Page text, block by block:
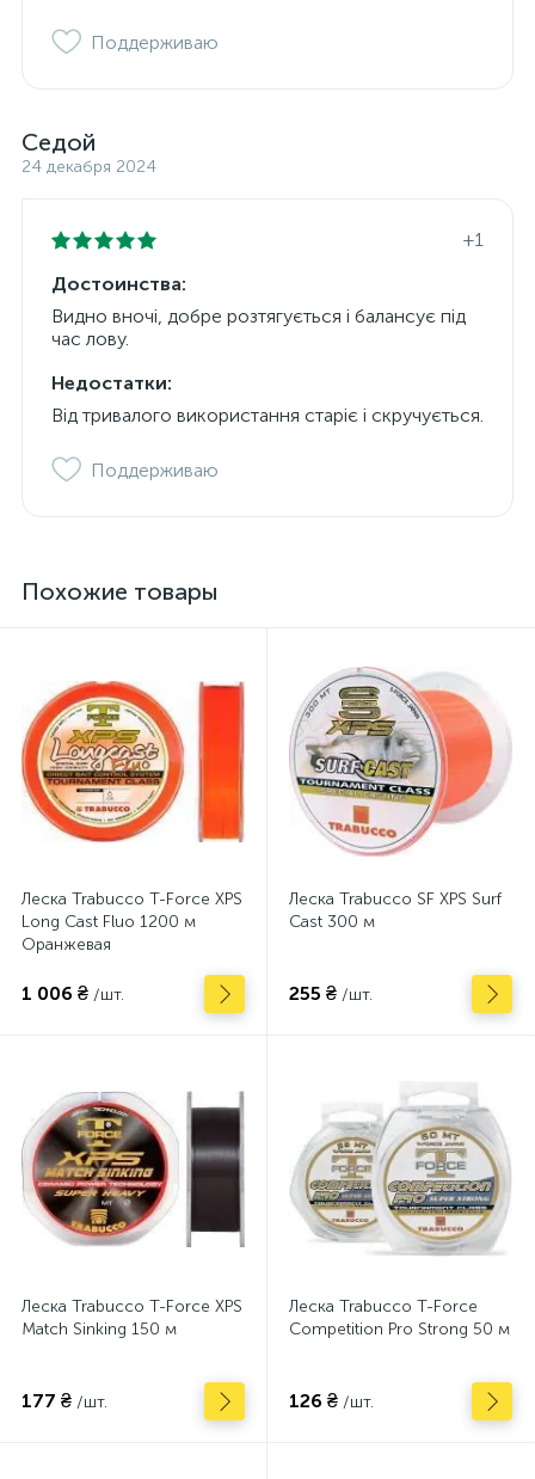
Поддерживаю
Седой
24 декабря 2024
+1
Достоинства:
Видно вночі, добре розтягується і балансує під
час лову.
Недостатки:
Від тривалого використання старіє і скручується.
Поддерживаю
Похожие товары
Леска Trabucco T-Force XPS
Long Cast Fluo 1200 м
Оранжевая
1 006 ₴ /шт.
Леска Trabucco SF XPS Surf
Cast 300 м
255 ₴ /шт.
Леска Trabucco T-Force XPS
Match Sinking 150 м
177 ₴ /шт.
Леска Trabucco T-Force
Competition Pro Strong 50 м
126 ₴ /шт.